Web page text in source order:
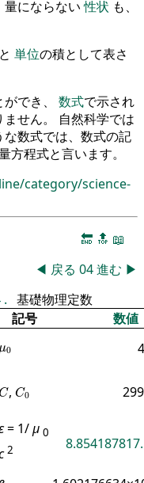
量にならない性状 も、
単位の積として表さ
でき、 数式で示され
ません。 自然科学では
数式では、数式の記
程式と言います。
category/science-
🔚 🔝 📖
◀ 戻る 04進む ▶
. 基礎物理定数
記号
数値
μ0
μ0 4
C, C0
C0
= 1/μ 0
2